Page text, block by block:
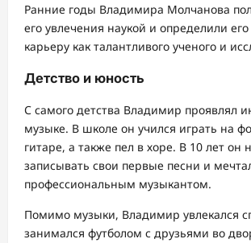
Ранние годы Владимира Молчанова
его увлечения наукой и определили
карьеру как талантливого ученого и
Детство и юность
С самого детства Владимир проявлял
музыке. В школе он учился играть на
гитаре, а также пел в хоре. В 10 лет он
записывать свои первые песни и
профессиональным музыкантом.
Помимо музыки, Владимир увлекался
занимался футболом с друзьями во